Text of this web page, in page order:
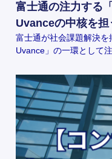
富士通の注力する
Uvanceの中核を
富士通が社会課題解決
Uvance」の一環として